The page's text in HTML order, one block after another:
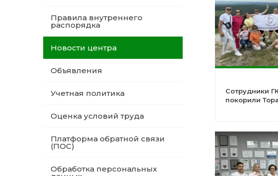
Правила внутреннего
распорядка
Новости центра
Объявления
Учетная политика
Оценка условий труда
Платформа обратной связи
(ПОС)
Обработка персональных
Сотрудники
покорили